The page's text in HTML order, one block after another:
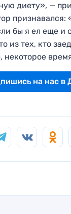
диету», —
признавался:
бы я ел еще и
из тех, кто
некоторое
на нас в